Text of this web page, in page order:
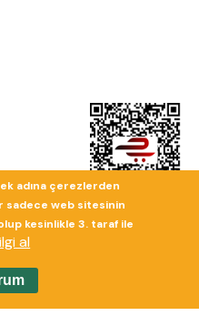
adına çerezlerden
sadece web sitesinin
kesinlikle 3. taraf ile
al